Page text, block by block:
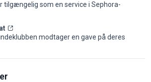
tilgængelig som en service i Sephora-
modtager en gave på deres